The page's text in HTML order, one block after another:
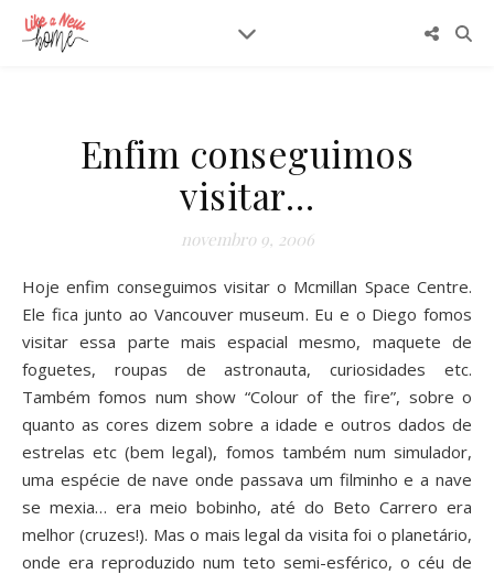
Enfim conseguimos
visitar…
novembro 9, 2006
Hoje enfim conseguimos visitar o Mcmillan Space Centre.
Ele fica junto ao Vancouver museum. Eu e o Diego fomos
visitar essa parte mais espacial mesmo, maquete de
foguetes, roupas de astronauta, curiosidades etc.
Também fomos num show “Colour of the fire”, sobre o
quanto as cores dizem sobre a idade e outros dados de
estrelas etc (bem legal), fomos também num simulador,
uma espécie de nave onde passava um filminho e a nave
se mexia… era meio bobinho, até do Beto Carrero era
melhor (cruzes!). Mas o mais legal da visita foi o planetário,
onde era reproduzido num teto semi-esférico, o céu de